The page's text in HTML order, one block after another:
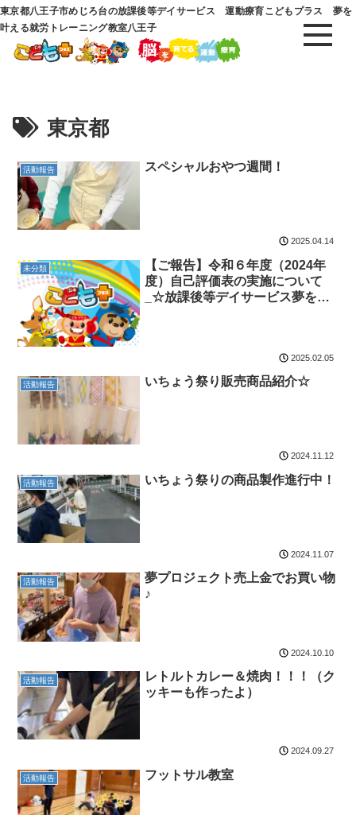
東京都八王子市めじろ台の放課後等デイサービス 運動療育こどもプラス 夢を
叶える就労トレーニング教室八王子
東京都
活動報告 スペシャルおやつ週間！
2025.04.14
未分類
【ご報告】令和６年度（2024年
度）自己評価表の実施について
_☆放課後等デイサービス夢を叶
2025.02.05
活動報告 いちょう祭り販売商品紹介☆
2024.11.12
活動報告 いちょう祭りの商品製作進行中！
2024.11.07
活動報告
夢プロジェクト売上金でお買い物
♪
2024.10.10
活動報告
レトルトカレー＆焼肉！！！（ク
ッキーも作ったよ）
2024.09.27
活動報告 フットサル教室